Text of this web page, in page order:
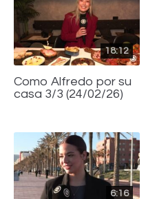
18:12
Como Alfredo por su
casa 3/3 (24/02/26)
6:16